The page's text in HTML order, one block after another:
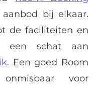
bij elkaar.
de faciliteiten en
een schat aan
. Een goed Room
voor